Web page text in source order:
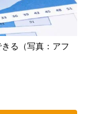
る（写真：アフ